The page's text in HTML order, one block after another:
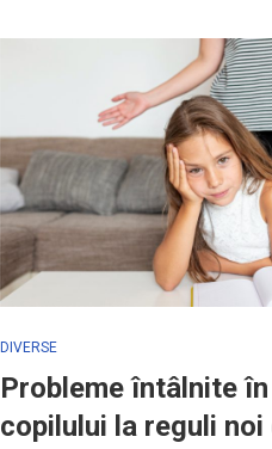
DIVERSE
Probleme întâlnite
copilului la reguli noi